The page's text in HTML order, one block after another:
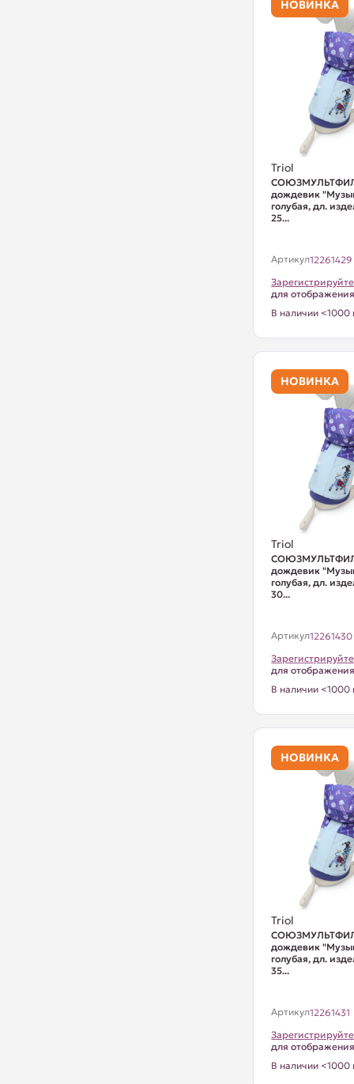
НОВИНКА
Triol
дождевик
голубая, дл.
25...
Артикул12261429
для
В наличии <1000
НОВИНКА
Triol
дождевик
голубая, дл.
30...
Артикул12261430
для
В наличии <1000
НОВИНКА
Triol
дождевик
голубая, дл.
35...
Артикул12261431
для
В наличии <1000